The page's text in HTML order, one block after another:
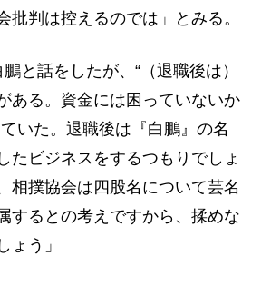
批判は控えるのでは」とみる。
鵬と話をしたが、“（退職後は）
ある。資金には困っていないか
いた。退職後は『白鵬』の名
たビジネスをするつもりでしょ
相撲協会は四股名について芸名
するとの考えですから、揉めな
ょう」